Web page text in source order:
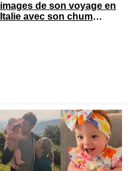
images de son voyage en
Italie avec son chum